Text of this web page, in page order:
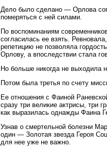
Дело было сделано — Орлова
померяться с ней силами.
По воспоминаниям
согласилась ее взять.
репетицию не позволяла
Орлову, а впоследствии стала
Но больше никогда не выходила
Потом была третья по счету
Ее отношения с Фаиной
сразу три великие актрисы, три
как выразилась однажды Фаина
Узнав о смертельной болезни
один — Золотая звезда Героя
для нее уже не важно.